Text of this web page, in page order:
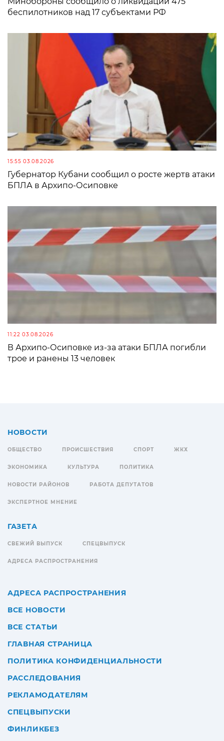
беспилотников над 17 субъектами РФ
15:55 03.08.2026
Губернатор Кубани сообщил о росте жертв атаки
БПЛА в Архипо-Осиповке
11:22 03.08.2026
В Архипо-Осиповке из-за атаки БПЛА погибли
трое и ранены 13 человек
НОВОСТИ
ОБЩЕСТВО ПРОИСШЕСТВИЯ СПОРТ ЖКХ
ЭКОНОМИКА КУЛЬТУРА ПОЛИТИКА
НОВОСТИ РАЙОНОВ РАБОТА ДЕПУТАТОВ
ЭКСПЕРТНОЕ МНЕНИЕ
ГАЗЕТА
СВЕЖИЙ ВЫПУСК СПЕЦВЫПУСК
АДРЕСА РАСПРОСТРАНЕНИЯ
АДРЕСА РАСПРОСТРАНЕНИЯ
ВСЕ НОВОСТИ
ВСЕ СТАТЬИ
ГЛАВНАЯ СТРАНИЦА
ПОЛИТИКА КОНФИДЕНЦИАЛЬНОСТИ
РАССЛЕДОВАНИЯ
РЕКЛАМОДАТЕЛЯМ
СПЕЦВЫПУСКИ
ФИНЛИКБЕЗ